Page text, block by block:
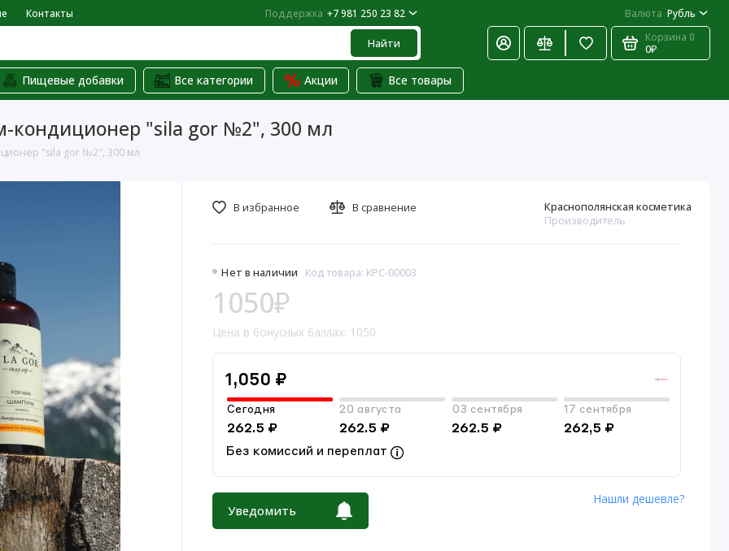
Контакты Поддержка +7 981 250 23 82 Валюта Рубль
Найти Корзина 0
0₽
Пищевые добавки Все категории Акции Все товары
кондиционер "sila gor №2", 300 мл
"sila gor №2", 300 мл
Нет в наличии Код товара: KPC-00003
Краснополянская косметика
Производитель
1050₽
Цена в бонусных баллах: 1050
1,050 ₽
Сегодня
262.5 ₽
20 августа
262.5 ₽
03 сентября
262.5 ₽
17 сентября
262,5 ₽
Без комиссий и переплат
Уведомить
Нашли дешевле?
В избранное В сравнение